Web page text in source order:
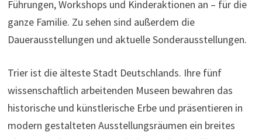
Führungen, Workshops und Kinderaktionen an – für die
ganze Familie. Zu sehen sind außerdem die
Dauerausstellungen und aktuelle Sonderausstellungen.
Trier ist die älteste Stadt Deutschlands. Ihre fünf
wissenschaftlich arbeitenden Museen bewahren das
historische und künstlerische Erbe und präsentieren in
modern gestalteten Ausstellungsräumen ein breites